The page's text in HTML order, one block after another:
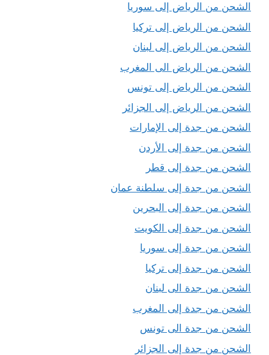
الشحن من الرياض إلى سوريا
الشحن من الرياض إلى تركيا
الشحن من الرياض إلى لبنان
الشحن من الرياض الى المغرب
الشحن من الرياض إلى تونس
الشحن من الرياض إلى الجزائر
الشحن من جدة إلى الإمارات
الشحن من جدة إلى الأردن
الشحن من جدة إلى قطر
الشحن من جدة إلى سلطنة عمان
الشحن من جدة إلى البحرين
الشحن من جدة إلى الكويت
الشحن من جدة إلى سوريا
الشحن من جدة إلى تركيا
الشحن من جدة الى لبنان
الشحن من جدة إلى المغرب
الشحن من جدة الى تونس
الشحن من جدة إلى الجزائر